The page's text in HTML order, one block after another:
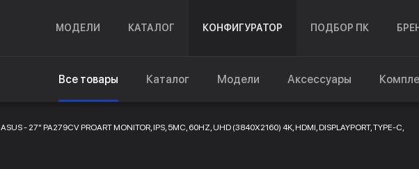
МОДЕЛИ КАТАЛОГ КОНФИГУРАТОР ПОДБОР ПК
Все товары Каталог Модели Аксессуары
ASUS - 27" PA279CV PROART MONITOR, IPS, 5MC, 60HZ, UHD (3840X2160) 4K, HDMI, DISPLAYPORT, TYPE-C,